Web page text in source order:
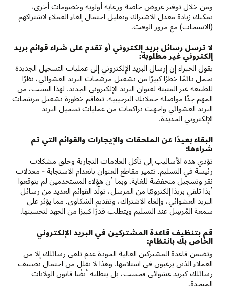
ومن خلال توفير عروض خاصة ورعاية أولوية وخصومات أخرى،
يمكنك زيادة معدل الاشتراك وتقليل احتمال إلغاء العملاء لاشتراكهم
(الانسحاب) مع مرور الوقت.
لا ترسل رسائل بريد إلكتروني أو تقدم على شراء قوائم بريد
إلكتروني غير مطلوبة:
يقول الخبراء إن إرسال البريد الإلكتروني إلى عمليات التسجيل الجديدة
يحمل دائمًا خطرًا كبيرًا من تشغيل مرشحات البريد العشوائي، نظرًا
للطبيعة غير المثبتة لعنوان البريد الإلكتروني الجديد. لهذا السبب، من
المهم جدًا مواصلة حملاتك الترحيبية. تتفاقم خطورة تشغيل مرشحات
البريد العشوائي واجهت تراكمات من عمليات تسجيل البريد
الإلكتروني الجديدة.
البقاء بعيدًا عن الملحقات والإيجارات والقوائم التي تم
شراءها:
تؤدي هذه الأساليب إلى تآكل العلامات التجارية وخلق مشكلات
رئيسة في التسليم. تتميز مقاطع العنوان بانعدام الاستجابة - معدلات
نقر وتسجيل منخفضة للغاية. وبما أن هؤلاء المستخدمين لم يتوقعوا
أبدًا تلقي بريدًا إلكترونيًا من المرسل، تولّد القوائم العديد من رسائل
البريد العشوائي، وإلغاء الاشتراك، وتقديم الشكاوى. مما يؤثر على
سمعة المُرسِل عند التسليم ويتطلب قدرًا كبيرًا من الجهد لتحسينها.
قم بتنظيف قاعدة المشتركين في البريد الإلكتروني
الخاص بك بانتظام:
وتضمن قاعدة المشتركين العالية الجودة عدم تلقي رسائلك إلا من
العملاء الذين يرغبون في استلامها. وهذا لا يقلل من احتمال تصنيف
رسائلك كبريد عشوائي فحسب، بل يتطلبه أيضًا قانون الولايات
المتحدة.